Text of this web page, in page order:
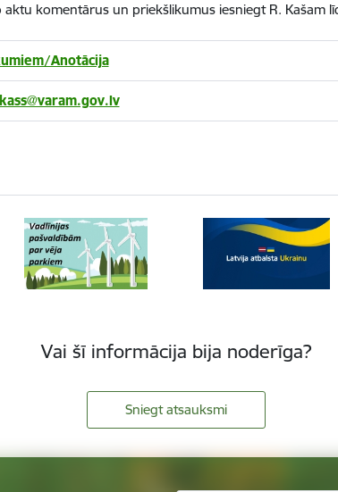
komentārus un priekšlikumus iesniegt R. Kašam
Anotācija
Vai šī informācija bija noderīga?
Sniegt atsauksmi